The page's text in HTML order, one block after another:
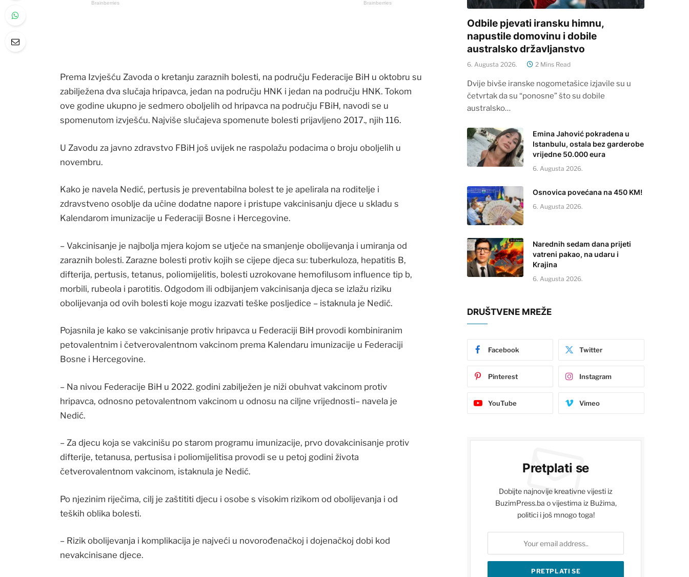
Prema Izvješću Zavoda o kretanju zaraznih bolesti, na području Federacije BiH u oktobru su
zabilježena dva slučaja hripavca, jedan na području HNK i jedan na području HNK. Tokom
ove godine ukupno je sedmero oboljelih od hripavca na području FBiH, navodi se u
spomenutom izvješću. Najviše slučajeva spomenute bolesti prijavljeno 2017., njih 116.
U Zavodu za javno zdravstvo FBiH još uvijek ne raspolažu podacima o broju oboljelih u
novembru.
Kako je navela Nedić, pertusis je preventabilna bolest te je apelirala na roditelje i
zdravstveno osoblje da učine dodatne napore i pristupe vakcinisanju djece u skladu s
Kalendarom imunizacije u Federaciji Bosne i Hercegovine.
– Vakcinisanje je najbolja mjera kojom se utječe na smanjenje obolijevanja i umiranja od
zaraznih bolesti. Zarazne bolesti protiv kojih se cijepe djeca su: tuberkuloza, hepatitis B,
difterija, pertusis, tetanus, poliomijelitis, bolesti uzrokovane hemofilusom influence tip b,
morbili, rubeola i parotitis. Odgodom ili odbijanjem vakcinisanja djeca se izlažu riziku
obolijevanja od ovih bolesti koje mogu izazvati teške posljedice – istaknula je Nedić.
Pojasnila je kako se vakcinisanje protiv hripavca u Federaciji BiH provodi kombiniranim
petovalentnim i četverovalentnom vakcinom prema Kalendaru imunizacije u Federaciji
Bosne i Hercegovine.
– Na nivou Federacije BiH u 2022. godini zabilježen je niži obuhvat vakcinom protiv
hripavca, odnosno petovalentnom vakcinom u odnosu na ciljne vrijednosti– navela je
Nedić.
– Za djecu koja se vakcinišu po starom programu imunizacije, prvo dovakcinisanje protiv
difterije, tetanusa, pertusisa i poliomijelitisa provodi se u petoj godini života
četverovalentnom vakcinom, istaknula je Nedić.
Po njezinim riječima, cilj je zaštititi djecu i osobe s visokim rizikom od obolijevanja i od
teških oblika bolesti.
– Rizik obolijevanja i komplikacija je najveći u novorođenačkoj i dojenačkoj dobi kod
nevakcinisane djece.
Odbile pjevati iransku himnu,
napustile domovinu i dobile
australsko državljanstvo
6. Augusta 2026. 2 Mins Read
Dvije bivše iranske nogometašice izjavile su u
četvrtak da su “ponosne” što su dobile
australsko…
Emina Jahović pokradena u
Istanbulu, ostala bez garderobe
vrijedne 50.000 eura
6. Augusta 2026.
Osnovica povećana na 450 KM!
6. Augusta 2026.
Narednih sedam dana prijeti
vatreni pakao, na udaru i
Krajina
6. Augusta 2026.
DRUŠTVENE MREŽE
Facebook Twitter
Pinterest Instagram
YouTube Vimeo
Pretplati se
Dobijte najnovije kreativne vijesti iz
BuzimPress.ba o vijestima iz Bužima,
politici i još mnogo toga!